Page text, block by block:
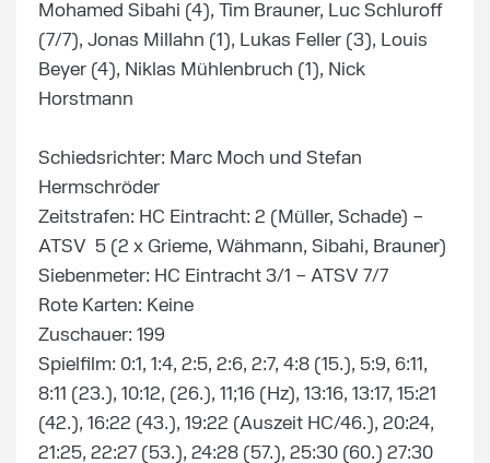
Mohamed Sibahi (4), Tim Brauner, Luc Schluroff
(7/7), Jonas Millahn (1), Lukas Feller (3), Louis
Beyer (4), Niklas Mühlenbruch (1), Nick
Horstmann
Schiedsrichter: Marc Moch und Stefan
Hermschröder
Zeitstrafen: HC Eintracht: 2 (Müller, Schade) –
ATSV 5 (2 x Grieme, Wähmann, Sibahi, Brauner)
Siebenmeter: HC Eintracht 3/1 – ATSV 7/7
Rote Karten: Keine
Zuschauer: 199
Spielfilm: 0:1, 1:4, 2:5, 2:6, 2:7, 4:8 (15.), 5:9, 6:11,
8:11 (23.), 10:12, (26.), 11;16 (Hz), 13:16, 13:17, 15:21
(42.), 16:22 (43.), 19:22 (Auszeit HC/46.), 20:24,
21:25, 22:27 (53.), 24:28 (57.), 25:30 (60.) 27:30